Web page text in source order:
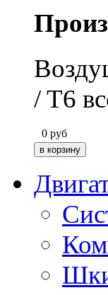
/ T6
0 руб